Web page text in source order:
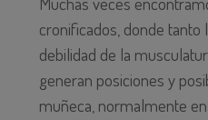
cronificados, donde tanto
debilidad de la
generan posiciones y
muñeca, normalmente